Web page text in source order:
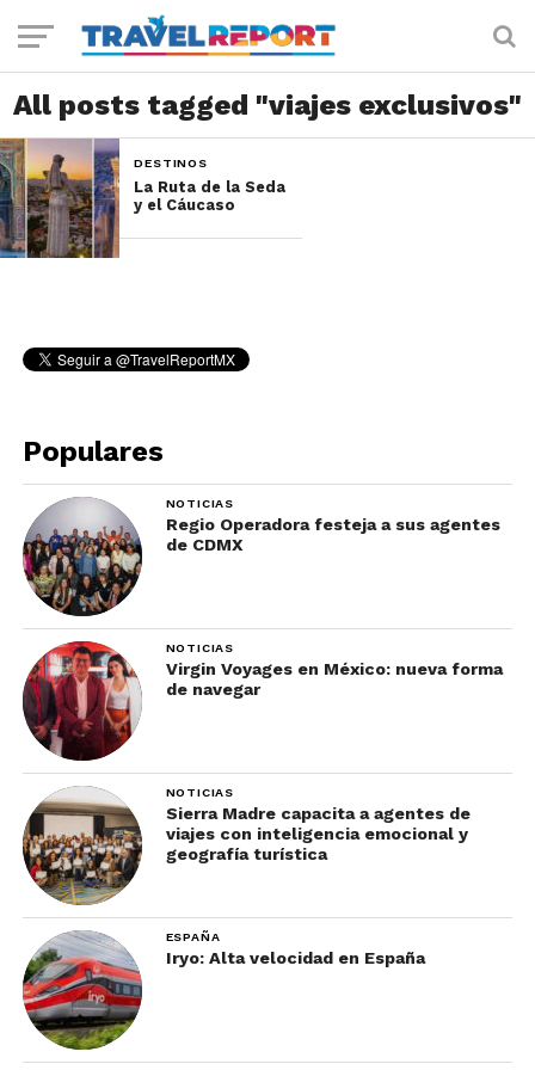
All posts tagged "viajes exclusivos"
DESTINOS
La Ruta de la Seda
y el Cáucaso
Populares
NOTICIAS
Regio Operadora festeja a sus agentes
de CDMX
NOTICIAS
Virgin Voyages en México: nueva forma
de navegar
NOTICIAS
Sierra Madre capacita a agentes de
viajes con inteligencia emocional y
geografía turística
ESPAÑA
Iryo: Alta velocidad en España